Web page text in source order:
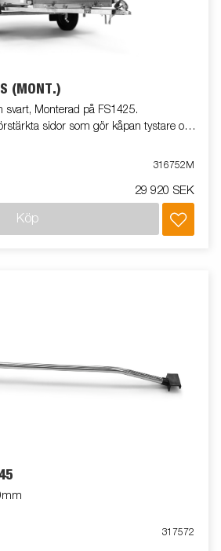
(MONT.)
Monterad på FS1425.
sidor som gör kåpan tystare och
316752M
29 920 SEK
Köp
317572